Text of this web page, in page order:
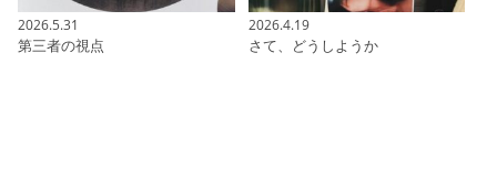
2026.5.31
第三者の視点
2026.4.19
さて、どうしようか